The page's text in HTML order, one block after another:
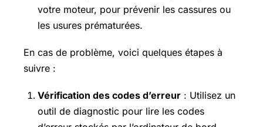
votre moteur, pour prévenir les cassures ou
les usures prématurées.
En cas de problème, voici quelques étapes à
suivre :
Vérification des codes d’erreur : Utilisez un
outil de diagnostic pour lire les codes